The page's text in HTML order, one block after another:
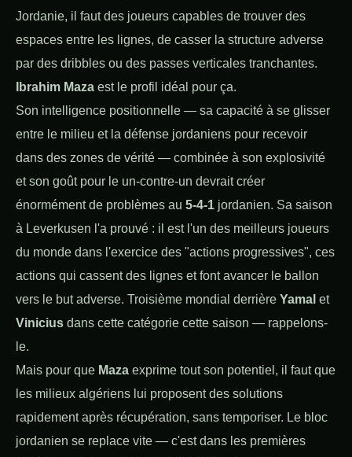
Jordanie, il faut des joueurs capables de trouver des
espaces entre les lignes, de casser la structure adverse
par des dribbles ou des passes verticales tranchantes.
Ibrahim Maza est le profil idéal pour ça.
Son intelligence positionnelle — sa capacité à se glisser
entre le milieu et la défense jordaniens pour recevoir
dans des zones de vérité — combinée à son explosivité
et son goût pour le un-contre-un devrait créer
énormément de problèmes au 5-4-1 jordanien. Sa saison
à Leverkusen l'a prouvé : il est l'un des meilleurs joueurs
du monde dans l'exercice des "actions progressives", ces
actions qui cassent des lignes et font avancer le ballon
vers le but adverse. Troisième mondial derrière Yamal et
Vinicius dans cette catégorie cette saison — rappelons-
le.
Mais pour que Maza exprime tout son potentiel, il faut que
les milieux algériens lui proposent des solutions
rapidement après récupération, sans temporiser. Le bloc
jordanien se replace vite — c'est dans les premières